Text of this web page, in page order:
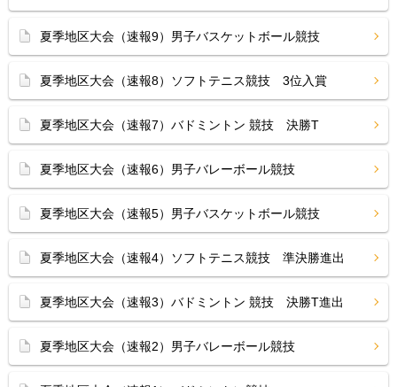
夏季地区大会（速報9）男子バスケットボール競技
夏季地区大会（速報8）ソフトテニス競技 3位入賞
夏季地区大会（速報7）バドミントン 競技 決勝T
夏季地区大会（速報6）男子バレーボール競技
夏季地区大会（速報5）男子バスケットボール競技
夏季地区大会（速報4）ソフトテニス競技 準決勝進出
夏季地区大会（速報3）バドミントン 競技 決勝T進出
夏季地区大会（速報2）男子バレーボール競技